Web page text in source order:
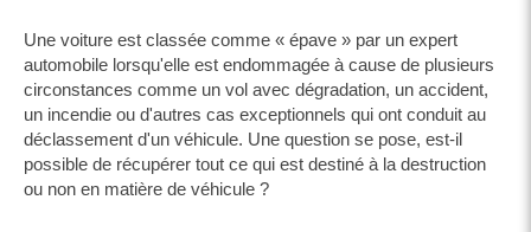
Une voiture est classée comme « épave » par un expert
automobile lorsqu'elle est endommagée à cause de plusieurs
circonstances comme un vol avec dégradation, un accident,
un incendie ou d'autres cas exceptionnels qui ont conduit au
déclassement d'un véhicule. Une question se pose, est-il
possible de récupérer tout ce qui est destiné à la destruction
ou non en matière de véhicule ?